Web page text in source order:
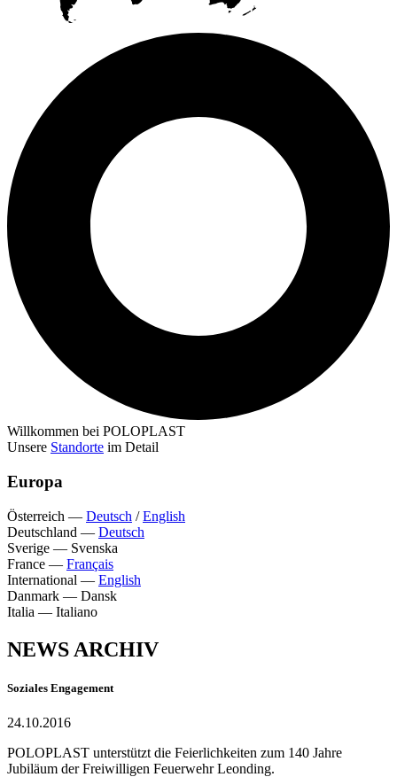
Willkommen bei POLOPLAST
Unsere Standorte im Detail
Europa
Österreich — Deutsch /English
Deutschland — Deutsch
Sverige — Svenska
France — Français
International — English
Danmark — Dansk
Italia — Italiano
NEWS ARCHIV
Soziales Engagement
24.10.2016
POLOPLAST unterstützt die Feierlichkeiten zum 140 Jahre
Jubiläum der Freiwilligen Feuerwehr Leonding.